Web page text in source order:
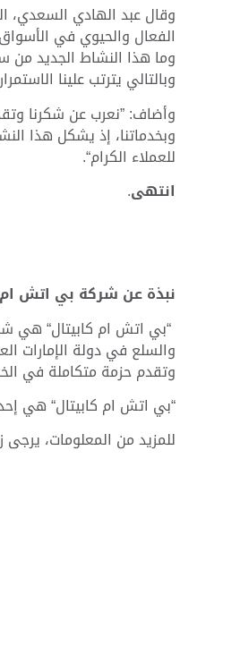
وقال عبد الهادي السعدي،
الفعال والحيوي في
وما هذا النشاط الجديد من
وبالتالي يترتب علينا
وأضاف: ”نعرب عن شكرنا
وبخدماتنا، إذ يشكل هذا
للعملاء الكرام“.
انتهى.
نبذة عن شركة بي اتش ام
“بي اتش ام كابيتال“ هي
وتقدم حزمة متكاملة في
“بي اتش ام كابيتال“ هي
للمزيد من المعلومات، يرجى